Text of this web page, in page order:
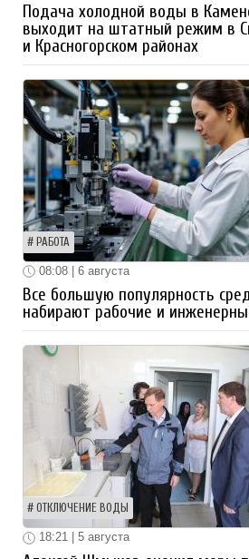
Подача холодной воды в
выходит на штатный режим в
и Красногорском районах
РАБОТА
08:08 | 6 августа
Все большую популярность
набирают рабочие и
ОТКЛЮЧЕНИЕ ВОДЫ
18:21 | 5 августа